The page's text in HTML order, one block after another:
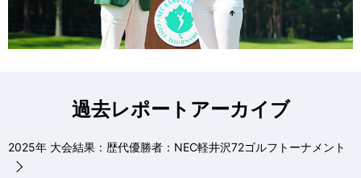
過去レポートアーカイブ
2025年 大会結果：歴代優勝者：NEC軽井沢72ゴルフトーナメント